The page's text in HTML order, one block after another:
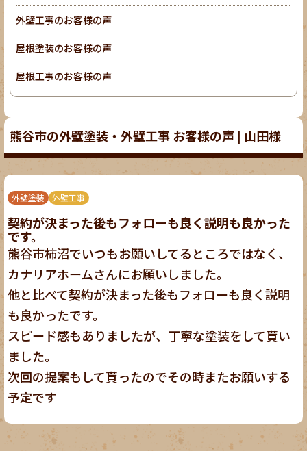
熊谷市の外壁塗装・外壁工事 お客様の声 | 山田様
外壁塗装 外壁工事
契約が決まった後もフォローも良く説明も良かった
です。
熊谷市柿沼でいつもお願いしてるところではなく、
カナリアホームさんにお願いしました。
他と比べて契約が決まった後もフォローも良く説明
も良かったです。
スピード感もありましたが、丁寧な塗装をして貰い
ました。
次回の提案もして貰ったのでその時またお願いする
予定です
外壁工事のお客様の声
屋根塗装のお客様の声
屋根工事のお客様の声